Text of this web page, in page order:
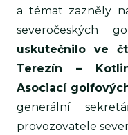
a témat zazněly
severočeských
uskutečnilo ve
Terezín –
Asociací
generální
provozovatele